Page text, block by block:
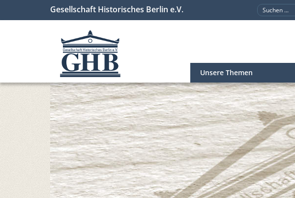
Gesellschaft Historisches Berlin e.V.
Unsere Themen